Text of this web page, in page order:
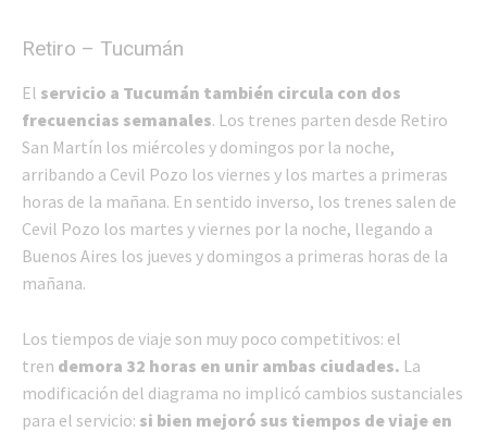
Retiro – Tucumán
El servicio a Tucumán también circula con dos
frecuencias semanales. Los trenes parten desde Retiro
San Martín los miércoles y domingos por la noche,
arribando a Cevil Pozo los viernes y los martes a primeras
horas de la mañana. En sentido inverso, los trenes salen de
Cevil Pozo los martes y viernes por la noche, llegando a
Buenos Aires los jueves y domingos a primeras horas de la
mañana.
Los tiempos de viaje son muy poco competitivos: el
tren demora 32 horas en unir ambas ciudades. La
modificación del diagrama no implicó cambios sustanciales
para el servicio: si bien mejoró sus tiempos de viaje en